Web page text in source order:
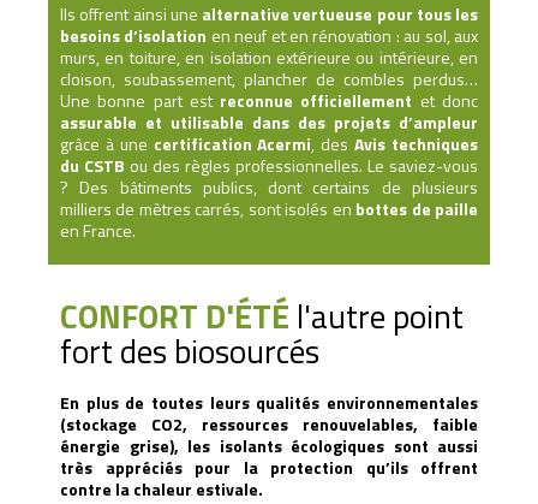
Ils offrent ainsi une alternative vertueuse pour tous les
besoins d’isolation en neuf et en rénovation : au sol, aux
murs, en toiture, en isolation extérieure ou intérieure, en
cloison, soubassement, plancher de combles perdus…
Une bonne part est reconnue officiellement et donc
assurable et utilisable dans des projets d’ampleur
grâce à une certification Acermi, desAvis techniques
du CSTB ou des règles professionnelles. Le saviez-vous
? Des bâtiments publics, dont certains de plusieurs
milliers de mètres carrés, sont isolés en bottes de paille
en France.
CONFORT D'ÉTÉ l'autre point
fort des biosourcés
En plus de toutes leurs qualités environnementales
(stockage CO2, ressources renouvelables, faible
énergie grise), les isolants écologiques sont aussi
très appréciés pour la protection qu’ils offrent
contre la chaleur estivale.